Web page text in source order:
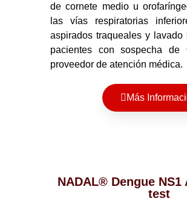
de cornete medio u
las vías respiratorias
aspirados traqueales y lavado
pacientes con sospecha de
proveedor de atención médica.
Más
NADAL® Dengue NS1
test